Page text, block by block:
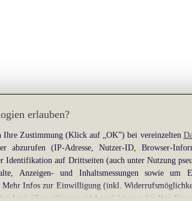
erlauben?
Ihre Zustimmung (Klick auf „OK”) bei vereinzelten
abzurufen (IP-Adresse, Nutzer-ID, Browser-
Identifikation auf Drittseiten (auch unter Nutzung
Anzeigen- und Inhaltsmessungen sowie um
Mehr Infos zur Einwilligung (inkl.
Link "Einwilligung ablehnen" können Sie Ihre